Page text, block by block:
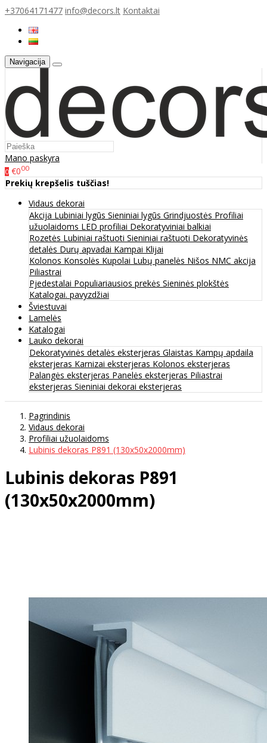
+37064171477 info@decors.lt Kontaktai
Navigacija
Mano paskyra
0 €000
Prekių krepšelis tuščias!
Vidaus dekorai
Akcija Lubiniai lygūs Sieniniai lygūs Grindjuostės Profiliai
užuolaidoms LED profiliai Dekoratyviniai balkiai
Rozetės Lubiniai raštuoti Sieniniai raštuoti Dekoratyvinės
detalės Durų apvadai Kampai Klijai
Kolonos Konsolės Kupolai Lubų panelės Nišos NMC akcija
Piliastrai
Pjedestalai Populiariausios prekės Sieninės plokštės
Katalogai. pavyzdžiai
Šviestuvai
Lamelės
Katalogai
Lauko dekorai
Dekoratyvinės detalės eksterjeras Glaistas Kampų apdaila
eksterjeras Karnizai eksterjeras Kolonos eksterjeras
Palangės eksterjeras Panelės eksterjeras Piliastrai
eksterjeras Sieniniai dekorai eksterjeras
Pagrindinis
Vidaus dekorai
Profiliai užuolaidoms
Lubinis dekoras P891 (130x50x2000mm)
Lubinis dekoras P891
(130x50x2000mm)